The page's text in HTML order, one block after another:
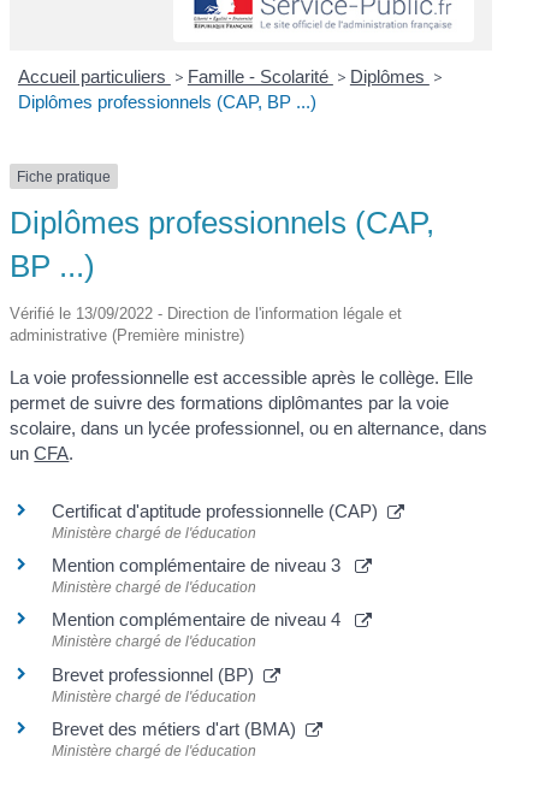
Accueil particuliers > Famille - Scolarité > Diplômes >
Diplômes professionnels (CAP, BP ...)
Fiche pratique
Diplômes professionnels (CAP,
BP ...)
Vérifié le 13/09/2022 - Direction de l'information légale et
administrative (Première ministre)
La voie professionnelle est accessible après le collège. Elle
permet de suivre des formations diplômantes par la voie
scolaire, dans un lycée professionnel, ou en alternance, dans
unCFA.
Certificat d'aptitude professionnelle (CAP)
Ministère chargé de l'éducation
Mention complémentaire de niveau 3
Ministère chargé de l'éducation
Mention complémentaire de niveau 4
Ministère chargé de l'éducation
Brevet professionnel (BP)
Ministère chargé de l'éducation
Brevet des métiers d'art (BMA)
Ministère chargé de l'éducation